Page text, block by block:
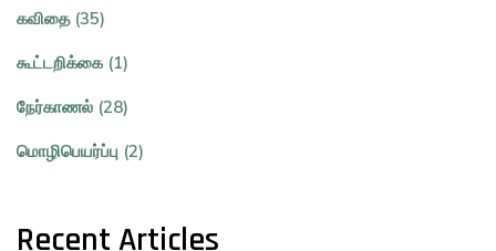
கவிதை (35)
கூட்டறிக்கை (1)
நேர்காணல் (28)
மொழிபெயர்ப்பு (2)
Recent Articles